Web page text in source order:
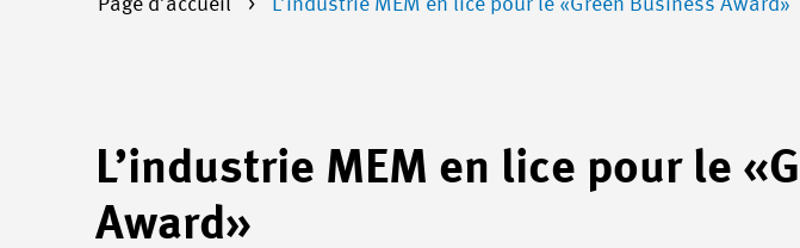
Page d’accueil L’industrie MEM en lice pour le «Green Business Award»
L’industrie MEM en lice pour le
Award»